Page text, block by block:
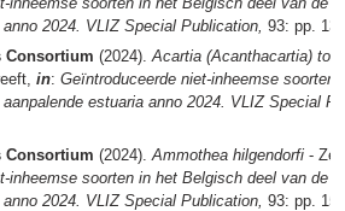
2024. VLIZ Special Publication, 93: pp.
Consortium (2024).Acartia (Acanthacartia)
in: Geïntroduceerde niet-inheemse soorten
estuaria anno 2024. VLIZ Special
Consortium (2024).Ammothea hilgendorfi -
inheemse soorten in het Belgisch deel van de
2024. VLIZ Special Publication, 93: pp.